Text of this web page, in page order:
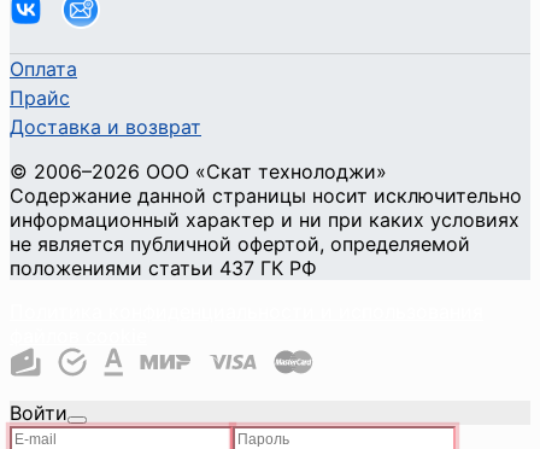
Оплата
Прайс
Доставка и возврат
© 2006–2026 ООО «Скат технолоджи»
Содержание данной страницы носит исключительно
информационный характер и ни при каких условиях
не является публичной офертой, определяемой
положениями статьи 437 ГК РФ
Войти